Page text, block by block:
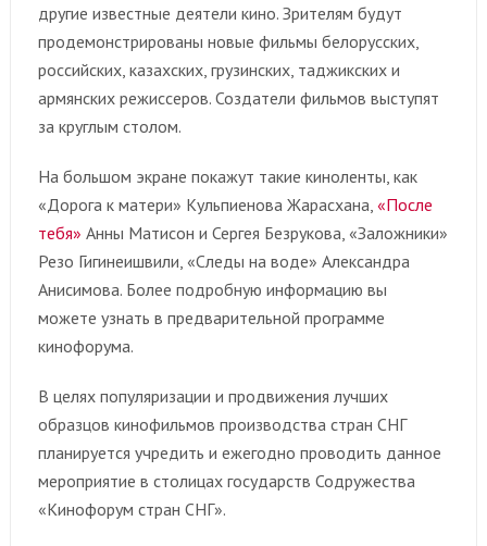
другие известные деятели кино. Зрителям будут
продемонстрированы новые фильмы белорусских,
российских, казахских, грузинских, таджикских и
армянских режиссеров. Создатели фильмов выступят
за круглым столом.
На большом экране покажут такие киноленты, как
«Дорога к матери» Кульпиенова Жарасхана, «После
тебя» Анны Матисон и Сергея Безрукова, «Заложники»
Резо Гигинеишвили, «Следы на воде» Александра
Анисимова. Более подробную информацию вы
можете узнать в предварительной программе
кинофорума.
В целях популяризации и продвижения лучших
образцов кинофильмов производства стран СНГ
планируется учредить и ежегодно проводить данное
мероприятие в столицах государств Содружества
«Кинофорум стран СНГ».